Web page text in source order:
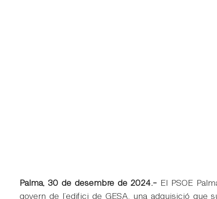
Palma, 30 de desembre de 2024.- El PSOE
govern de l’edifici de GESA, una adquisició que